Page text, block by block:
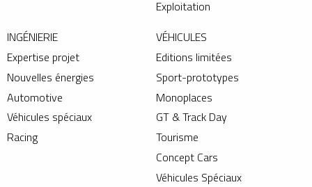
Exploitation
INGÉNIERIE
Expertise projet
Nouvelles énergies
Automotive
Véhicules spéciaux
Racing
VÉHICULES
Editions limitées
Sport-prototypes
Monoplaces
GT & Track Day
Tourisme
Concept Cars
Véhicules Spéciaux